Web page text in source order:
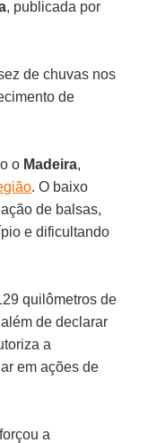
, publicada por
de chuvas nos
de
o Madeira,
. O baixo
de balsas,
e dificultando
quilômetros de
de declarar
a
em ações de
a